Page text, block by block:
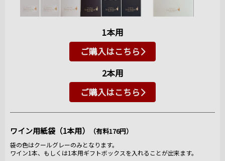
1本用
ご購入はこちら
2本用
ご購入はこちら
ワイン用紙袋（1本用） （有料176円）
袋の色はクールグレーのみとなります。
ワイン1本、もしくは1本用ギフトボックスを入れることが出来ます。